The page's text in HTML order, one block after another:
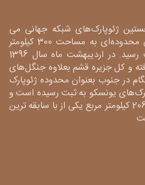
ژئوپارک‌های شبکه جهانی می
باشد که در سال 1385 به عنوان محدوده‌ای به مساحت 300 کیلومتر
مربع از غرب جزیره قشم به ثبت رسید. در اردیبهشت ماه سال 1396
و کل جزیره قشم بعلاوه جنگل‌های
در جنوب بعنوان محدوده ژئوپارک
یونسکو به ثبت رسیده است و
اکنون این ژئوپارک با مساحت 2063 کیلومتر مربع یکی از با سابقه ترین